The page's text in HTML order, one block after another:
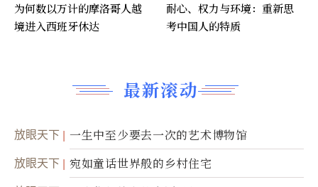
最新滚动
放眼天下 一生中至少要去一次的艺术博物馆
放眼天下 宛如童话世界般的乡村住宅
为何数以万计的摩洛哥人越
境进入西班牙休达
耐心、权力与环境：重新思
考中国人的特质